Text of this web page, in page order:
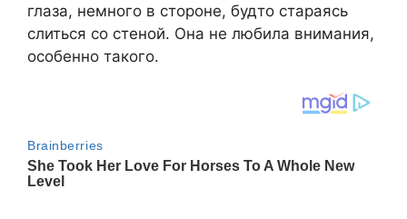
глаза, немного в стороне, будто стараясь
слиться со стеной. Она не любила внимания,
особенно такого.